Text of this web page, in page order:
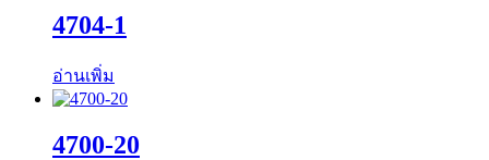
4704-1
อ่านเพิ่ม
4700-20